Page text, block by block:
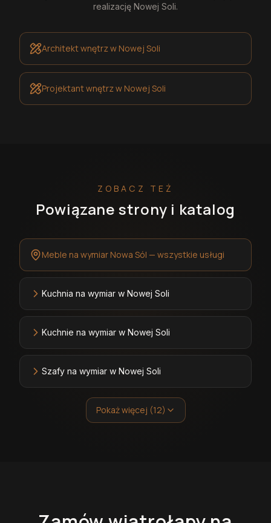
realizację Nowej Soli.
Architekt wnętrzw Nowej Soli
Projektant wnętrzw Nowej Soli
ZOBACZ TEŻ
Powiązane strony i katalog
Meble na wymiar Nowa Sól — wszystkie usługi
Kuchnia na wymiar w Nowej Soli
Kuchnie na wymiar w Nowej Soli
Szafy na wymiar w Nowej Soli
Pokaż więcej (12)